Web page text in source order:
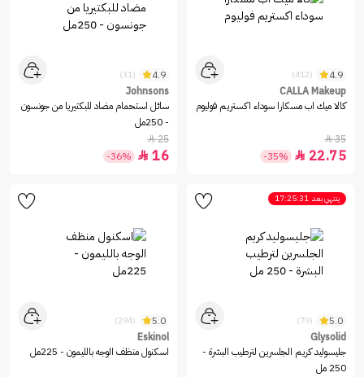
4.9
(412)
CALLA Makeup
كالا ميك اب مسكارا سوداء اكستريم فوليوم
35

22.75

-35%
4.9
(31)
Johnsons
سائل استحمام مضاد للبكتيريا من جونسون
- 250مل
25

16

-36%
ينتهي بعد 17:25:31
5.0
(79)
Glysolid
جليسوليد كريم الجلسرين لترطيب البشرة -
250 مل
5.0
(294)
Eskinol
اسكنول منظف الوجه بالليمون - 225مل